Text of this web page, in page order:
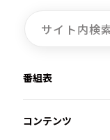
番組表
コンテンツ